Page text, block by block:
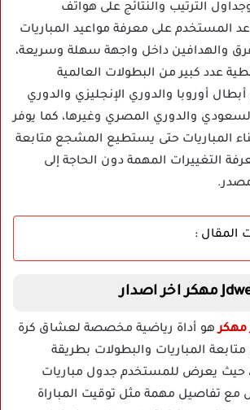
الترتيب والنتائج على هواتف
المستخدم على معرفة مواعيد المباريات
والهدافين داخل واجهة سهلة وسريعة،
عدد كبير من البطولات العالمية
أوروبا والدوري الإنجليزي والدوري
والدوري المصري وغيرها، كما يوفر
المباريات حتى يستطيع المشجع متابعة
التغييرات المهمة دون الحاجة إلى
المقال :
هو أداة رياضية مخصصة لعشاق كرة
متابعة المباريات والبطولات بطريقة
حيث يعرض للمستخدم جدول مباريات
مع تفاصيل مهمة مثل توقيت المباراة